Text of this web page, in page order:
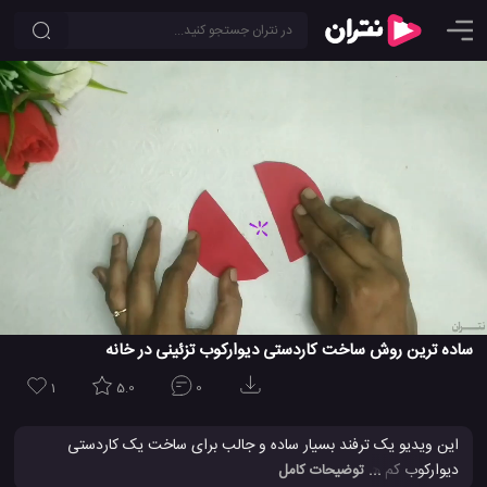
ساده ترین روش ساخت کاردستی دیوارکوب تزئینی در خانه
1 5.0 0
این ویدیو یک ترفند بسیار ساده و جالب برای ساخت یک کاردستی
دیوارکوب کم هزینه و مقرون به صرفه را به شما آموزش خواهد داد. شما
... توضیحات کامل